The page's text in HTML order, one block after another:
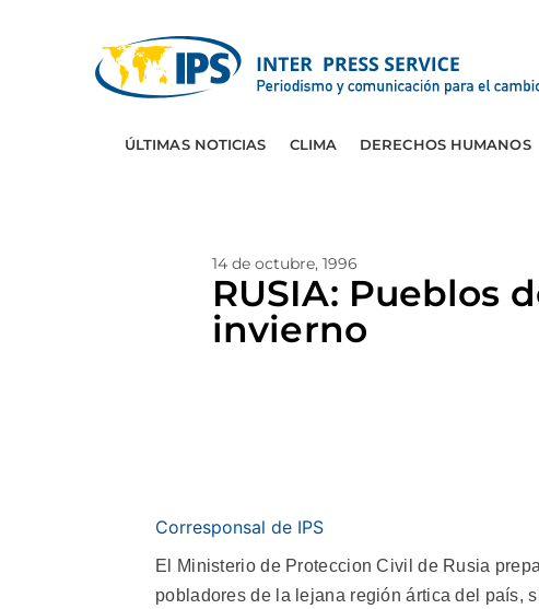
ÚLTIMAS NOTICIAS CLIMA DERECHOS HUMANOS
14 de octubre, 1996
RUSIA: Pueblos
invierno
Corresponsal de IPS
El Ministerio de Proteccion Civil de Rusia
pobladores de la lejana región ártica del país,